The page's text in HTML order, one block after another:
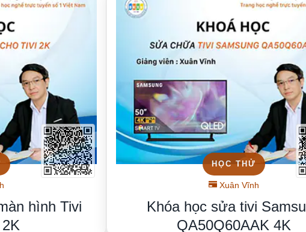
hình Tivi
HỌC THỬ
Xuân Vĩnh
Khóa học sửa tivi
QA50Q60AAK 4K